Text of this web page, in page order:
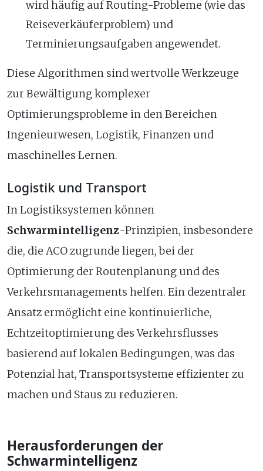
wird häufig auf Routing-Probleme (wie das
Reiseverkäuferproblem) und
Terminierungsaufgaben angewendet.
Diese Algorithmen sind wertvolle Werkzeuge
zur Bewältigung komplexer
Optimierungsprobleme in den Bereichen
Ingenieurwesen, Logistik, Finanzen und
maschinelles Lernen.
Logistik und Transport
In Logistiksystemen können
Schwarmintelligenz-Prinzipien, insbesondere
die, die ACO zugrunde liegen, bei der
Optimierung der Routenplanung und des
Verkehrsmanagements helfen. Ein dezentraler
Ansatz ermöglicht eine kontinuierliche,
Echtzeitoptimierung des Verkehrsflusses
basierend auf lokalen Bedingungen, was das
Potenzial hat, Transportsysteme effizienter zu
machen und Staus zu reduzieren.
Herausforderungen der
Schwarmintelligenz